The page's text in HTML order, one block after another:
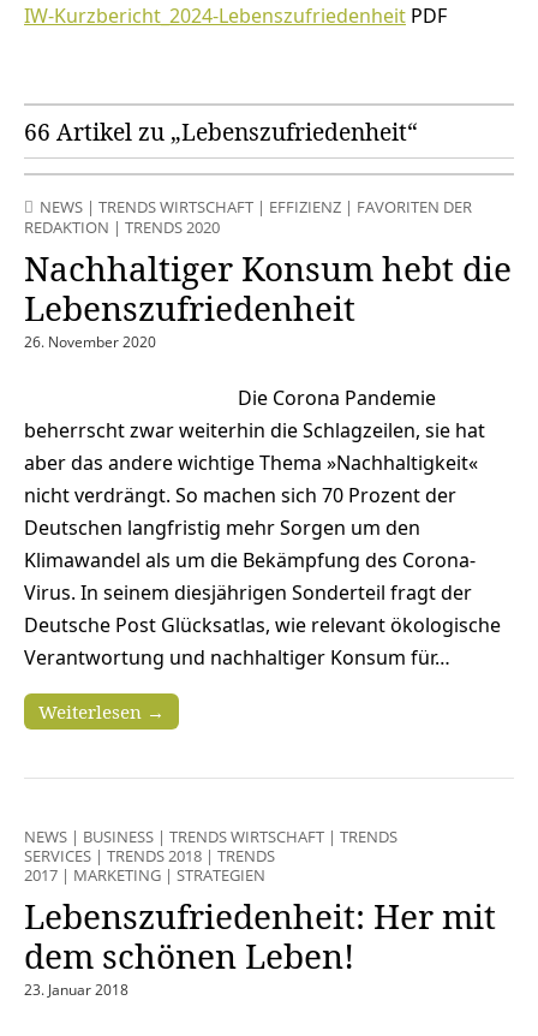
IW-Kurzbericht_2024-Lebenszufriedenheit PDF
66 Artikel zu „Lebenszufriedenheit“
NEWS | TRENDS WIRTSCHAFT | EFFIZIENZ | FAVORITEN DER
REDAKTION | TRENDS 2020
Nachhaltiger Konsum hebt die
Lebenszufriedenheit
26. November 2020
Die Corona Pandemie
beherrscht zwar weiterhin die Schlagzeilen, sie hat
aber das andere wichtige Thema »Nachhaltigkeit«
nicht verdrängt. So machen sich 70 Prozent der
Deutschen langfristig mehr Sorgen um den
Klimawandel als um die Bekämpfung des Corona-
Virus. In seinem diesjährigen Sonderteil fragt der
Deutsche Post Glücksatlas, wie relevant ökologische
Verantwortung und nachhaltiger Konsum für…
Weiterlesen →
NEWS | BUSINESS | TRENDS WIRTSCHAFT | TRENDS
SERVICES | TRENDS 2018 | TRENDS
2017 | MARKETING | STRATEGIEN
Lebenszufriedenheit: Her mit
dem schönen Leben!
23. Januar 2018